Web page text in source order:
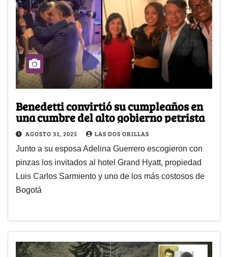
Benedetti convirtió su cumpleaños en
una cumbre del alto gobierno petrista
AGOSTO 31, 2025 LAS DOS ORILLAS
Junto a su esposa Adelina Guerrero escogieron con
pinzas los invitados al hotel Grand Hyatt, propiedad
Luis Carlos Sarmiento y uno de los más costosos de
Bogotá